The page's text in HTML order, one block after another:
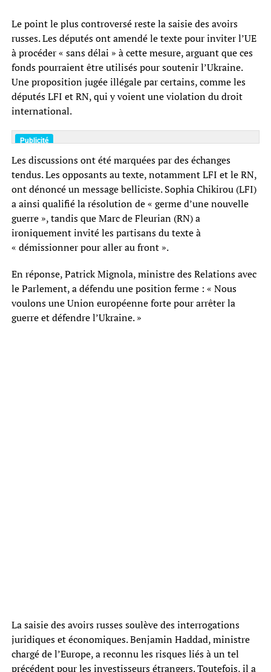
Le point le plus controversé reste la saisie des avoirs
russes. Les députés ont amendé le texte pour inviter l’UE
à procéder « sans délai » à cette mesure, arguant que ces
fonds pourraient être utilisés pour soutenir l’Ukraine.
Une proposition jugée illégale par certains, comme les
députés LFI et RN, qui y voient une violation du droit
international.
Les discussions ont été marquées par des échanges
tendus. Les opposants au texte, notamment LFI et le RN,
ont dénoncé un message belliciste. Sophia Chikirou (LFI)
a ainsi qualifié la résolution de « germe d’une nouvelle
guerre », tandis que Marc de Fleurian (RN) a
ironiquement invité les partisans du texte à
« démissionner pour aller au front ».
En réponse, Patrick Mignola, ministre des Relations avec
le Parlement, a défendu une position ferme : « Nous
voulons une Union européenne forte pour arrêter la
guerre et défendre l’Ukraine. »
La saisie des avoirs russes soulève des interrogations
juridiques et économiques. Benjamin Haddad, ministre
chargé de l’Europe, a reconnu les risques liés à un tel
précédent pour les investisseurs étrangers. Toutefois, il a